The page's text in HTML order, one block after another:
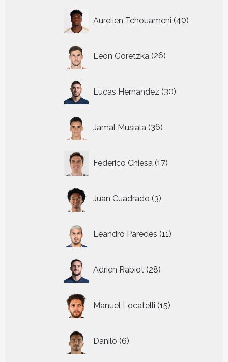
Aurelien Tchouameni 40
producten
Leon Goretzka 26
producten
Lucas Hernandez 30
producten
Jamal Musiala 36
producten
Federico Chiesa 17
producten
Juan Cuadrado 3
producten
Leandro Paredes 11
producten
Adrien Rabiot 28
producten
Manuel Locatelli 15
producten
Danilo 6
producten